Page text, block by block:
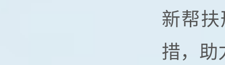
新帮
措，助